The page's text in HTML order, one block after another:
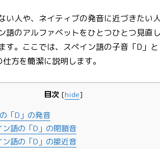
い人や、ネイティブの発音に近づきたい
語のアルファベットをひとつひとつ見直
す。ここでは、スペイン語の子音「D」と
仕方を簡潔に説明します。
目次 [hide]
「D」の発音
ン語の「D」の閉鎖音
ン語の「D」の接近音